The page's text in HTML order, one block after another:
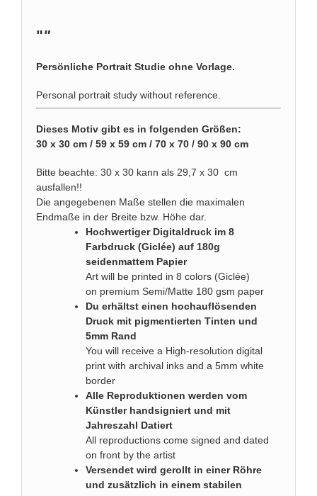
""
Persönliche Portrait Studie ohne Vorlage.
Personal portrait study without reference.
Dieses Motiv gibt es in folgenden Größen:
30 x 30 cm / 59 x 59 cm / 70 x 70 / 90 x 90 cm
Bitte beachte: 30 x 30 kann als 29,7 x 30 cm
ausfallen!!
Die angegebenen Maße stellen die maximalen
Endmaße in der Breite bzw. Höhe dar.
Hochwertiger Digitaldruck im 8
Farbdruck (Giclée) auf 180g
seidenmattem Papier
Art will be printed in 8 colors (Giclée)
on premium Semi/Matte 180 gsm paper
Du erhältst einen hochauflösenden
Druck mit pigmentierten Tinten und
5mm Rand
You will receive a High-resolution digital
print with archival inks and a 5mm white
border
Alle Reproduktionen werden vom
Künstler handsigniert und mit
Jahreszahl Datiert
All reproductions come signed and dated
on front by the artist
Versendet wird gerollt in einer Röhre
und zusätzlich in einem stabilen